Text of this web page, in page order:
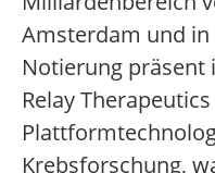
Amsterdam und in
Notierung präsent
Relay
Krebsforschung,